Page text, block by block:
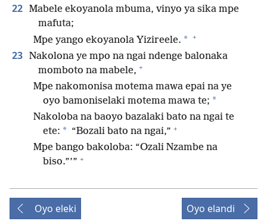
22 Mabele ekoyanola mbuma, vinyo ya sika mpe
mafuta;
Mpe yango ekoyanola Yizireele. * +
23 Nakolona ye mpo na ngai ndenge balonaka
momboto na mabele, +
Mpe nakomonisa motema mawa epai na ye
oyo bamoniselaki motema mawa te; *
Nakoloba na baoyo bazalaki bato na ngai te
ete: * “Bozali bato na ngai,” +
Mpe bango bakoloba: “Ozali Nzambe na
biso.”’” +
Oyo eleki Oyo elandi